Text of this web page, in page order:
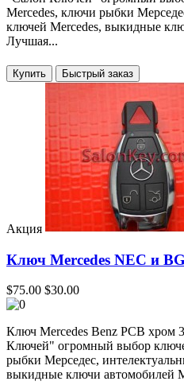
Mercedes, ключи рыбки
ключей Mercedes, выкидные
Лучшая...
Купить
Акция
Ключ Mercedes NEC и
$75.00 $30.00
Ключ Mercedes Benz PCB хром
Ключей" огромный выбор
рыбки Мерседес,
выкидные ключи автомобилей